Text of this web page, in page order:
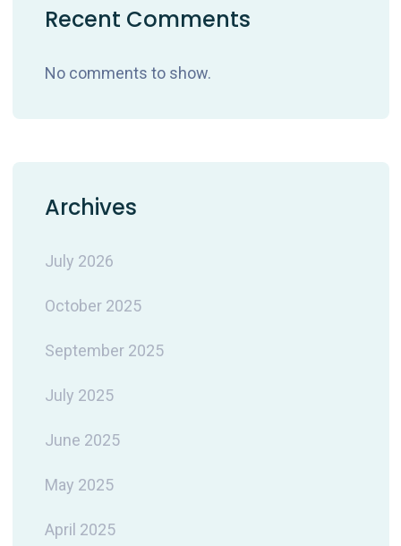
Recent Comments
No comments to show.
Archives
July 2026
October 2025
September 2025
July 2025
June 2025
May 2025
April 2025